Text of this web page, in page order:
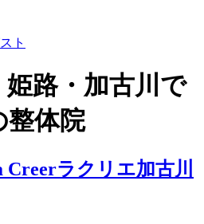
ト
路・加古川で
整体院